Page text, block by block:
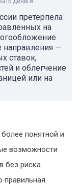
претерпела
на
направления —
ставок,
и облегчение
или на
понятной и
возможности
без риска
правильная